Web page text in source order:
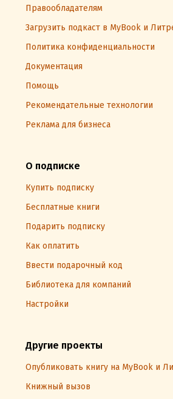
Правообладателям
Загрузить подкаст в MyBook и
Политика конфиденциальности
Документация
Помощь
Рекомендательные технологии
Реклама для бизнеса
О подписке
Купить подписку
Бесплатные книги
Подарить подписку
Как оплатить
Ввести подарочный код
Библиотека для компаний
Настройки
Другие проекты
Опубликовать книгу на MyBook и
Книжный вызов